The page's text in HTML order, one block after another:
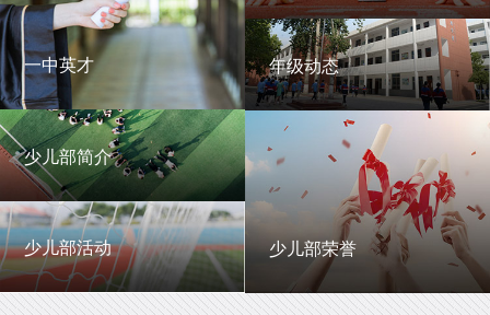
一中英才
一中英才
少儿部简介
少儿部简介
少儿部活动
学生活动
年级动态
年级动态
少儿部荣誉